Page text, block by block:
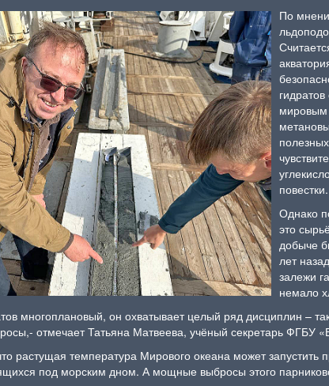
По
мировым
повестки.
Однако
это
добыче
лет
залежи
немало
многоплановый, он охватывает целый ряд дисциплин –
отмечает Татьяна Матвеева, учёный секретарь ФГБУ
растущая температура Мирового океана может
под морским дном. А мощные выбросы этого